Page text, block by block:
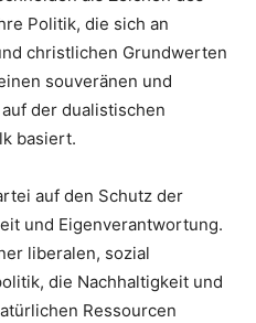
Politik, die sich an
christlichen Grundwerten
souveränen und
der dualistischen
basiert.
auf den Schutz der
und Eigenverantwortung.
liberalen, sozial
die Nachhaltigkeit und
Ressourcen